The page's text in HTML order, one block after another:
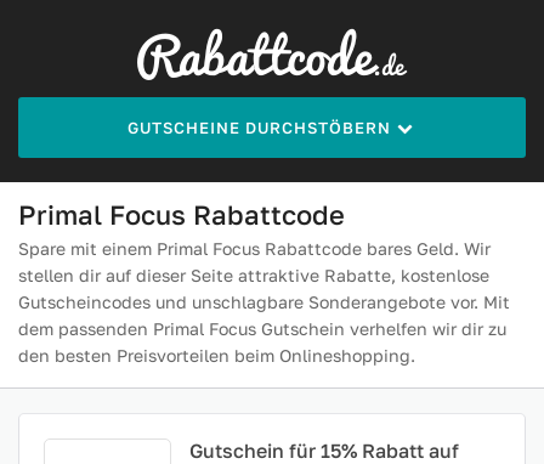
GUTSCHEINE DURCHSTÖBERN
Primal Focus Rabattcode
Spare mit einem Primal Focus Rabattcode bares Geld. Wir
stellen dir auf dieser Seite attraktive Rabatte, kostenlose
Gutscheincodes und unschlagbare Sonderangebote vor. Mit
dem passenden Primal Focus Gutschein verhelfen wir dir zu
den besten Preisvorteilen beim Onlineshopping.
Gutschein für 15% Rabatt auf